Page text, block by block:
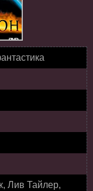
Лив Тайлер,